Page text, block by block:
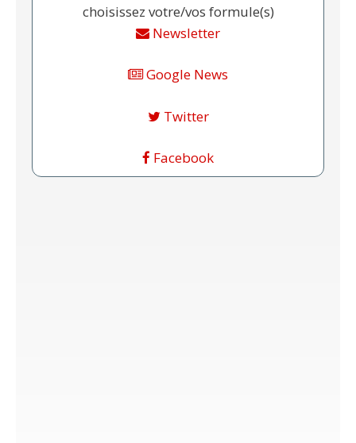
choisissez votre/vos formule(s)
Newsletter
Google News
Twitter
Facebook